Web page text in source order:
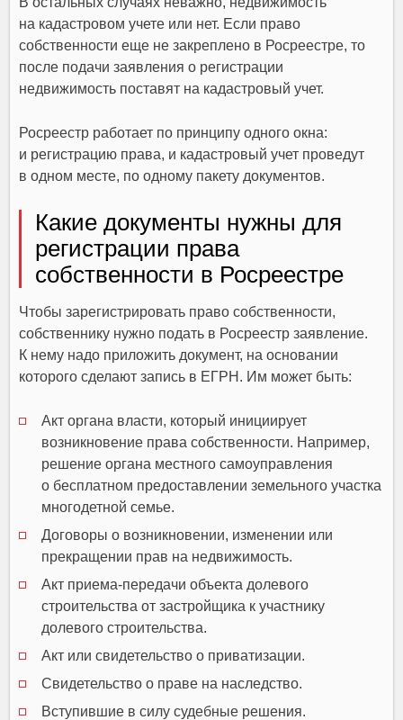
на кадастровом учете или нет. Если право
собственности еще не закреплено в Росреестре, то
после подачи заявления о регистрации
недвижимость поставят на кадастровый учет.
Росреестр работает по принципу одного окна:
и регистрацию права, и кадастровый учет проведут
в одном месте, по одному пакету документов.
Какие документы нужны для
регистрации права
собственности в Росреестре
Чтобы зарегистрировать право собственности,
собственнику нужно подать в Росреестр заявление.
К нему надо приложить документ, на основании
которого сделают запись в ЕГРН. Им может быть:
Акт органа власти, который инициирует
возникновение права собственности. Например,
решение органа местного самоуправления
о бесплатном предоставлении земельного участка
многодетной семье.
Договоры о возникновении, изменении или
прекращении прав на недвижимость.
Акт приема-передачи объекта долевого
строительства от застройщика к участнику
долевого строительства.
Акт или свидетельство о приватизации.
Свидетельство о праве на наследство.
Вступившие в силу судебные решения.